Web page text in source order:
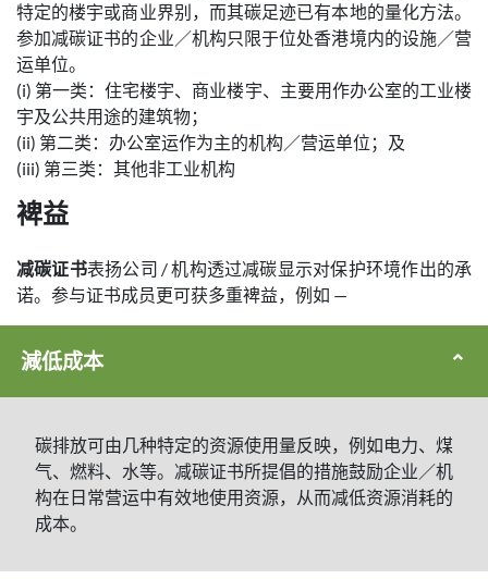
特定的楼宇或商业界别，而其碳足迹已有本地的量化方法。
参加减碳证书的企业／机构只限于位处香港境内的设施／营
运单位。
(i) 第一类：住宅楼宇、商业楼宇、主要用作办公室的工业楼
宇及公共用途的建筑物；
(ii) 第二类：办公室运作为主的机构／营运单位；及
(iii) 第三类：其他非工业机构
裨益
减碳证书表扬公司 / 机构透过减碳显示对保护环境作出的承
诺。参与证书成员更可获多重裨益，例如 —
減低成本
碳排放可由几种特定的资源使用量反映，例如电力、煤
气、燃料、水等。减碳证书所提倡的措施鼓励企业／机
构在日常营运中有效地使用资源，从而减低资源消耗的
成本。